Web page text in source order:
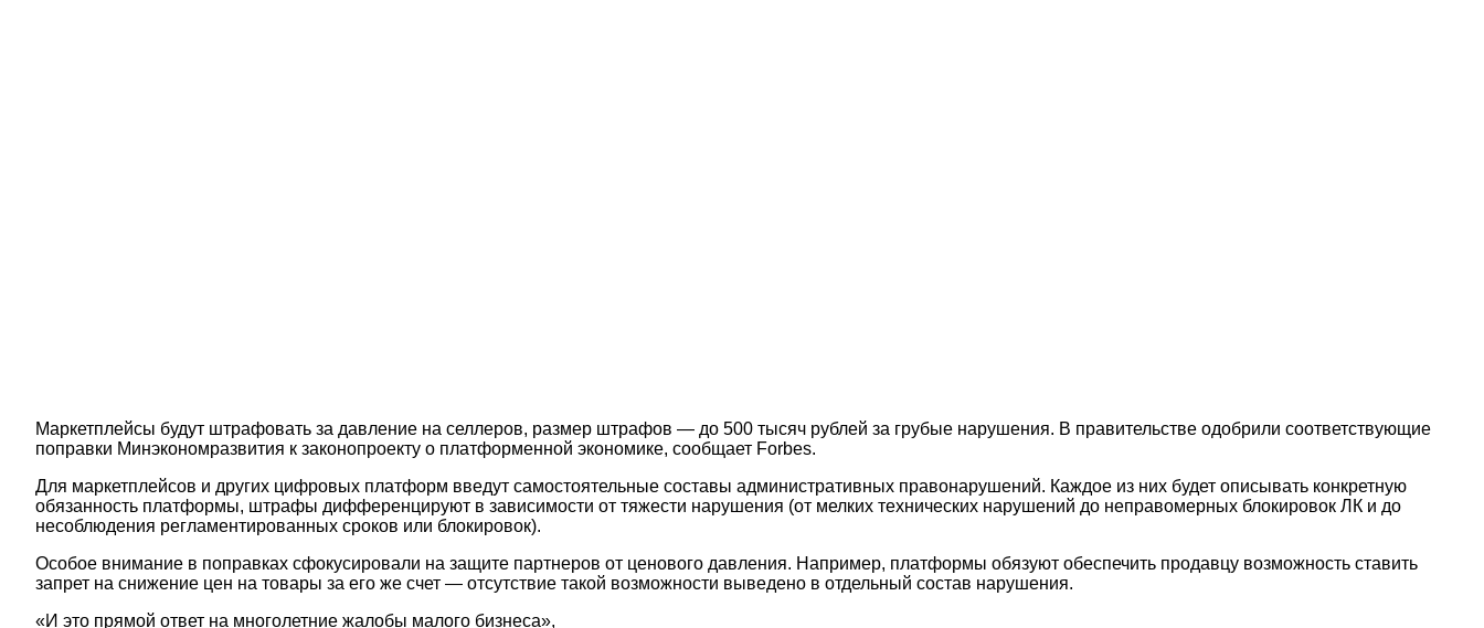
Маркетплейсы будут штрафовать за давление на селлеров, размер штрафов — до 500 тысяч рублей за грубые нарушения. В правительстве одобрили соответствующие
поправки Минэкономразвития к законопроекту о платформенной экономике, сообщает Forbes.
Для маркетплейсов и других цифровых платформ введут самостоятельные составы административных правонарушений. Каждое из них будет описывать конкретную
обязанность платформы, штрафы дифференцируют в зависимости от тяжести нарушения (от мелких технических нарушений до неправомерных блокировок ЛК и до
несоблюдения регламентированных сроков или блокировок).
Особое внимание в поправках сфокусировали на защите партнеров от ценового давления. Например, платформы обязуют обеспечить продавцу возможность ставить
запрет на снижение цен на товары за его же счет — отсутствие такой возможности выведено в отдельный состав нарушения.
«И это прямой ответ на многолетние жалобы малого бизнеса»,